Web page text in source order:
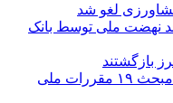
لغو شد
از ۳۹۶ هزار واحد نهضت ملی توسط بانک
تمدید اجرای همزمان دو ویرایش مبحث ۱۹ مقررات ملی